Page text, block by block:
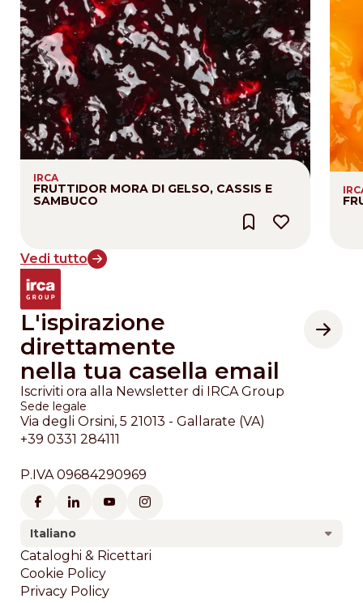
IRCA
FRUTTIDOR MORA DI GELSO, CASSIS E
SAMBUCO
Vedi tutto
L'ispirazione
direttamente
nella tua casella email
Iscriviti ora alla Newsletter di IRCA Group
Sede legale
Via degli Orsini, 5 21013 - Gallarate (VA)
+39 0331 284111
P.IVA 09684290969
Italiano
Footer
Cataloghi & Ricettari
Cookie Policy
Privacy Policy